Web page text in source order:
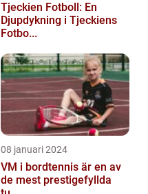
Tjeckien Fotboll: En
Djupdykning i Tjeckiens
Fotbo...
08 januari 2024
VM i bordtennis är en av
de mest prestigefyllda